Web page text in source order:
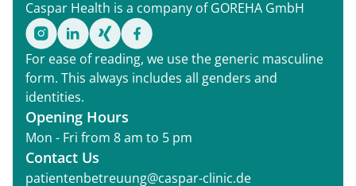
Caspar Health is a company of GOREHA GmbH
For ease of reading, we use the generic masculine
form. This always includes all genders and
identities.
Opening Hours
Mon - Fri from 8 am to 5 pm
Contact Us
patientenbetreuung@caspar-clinic.de